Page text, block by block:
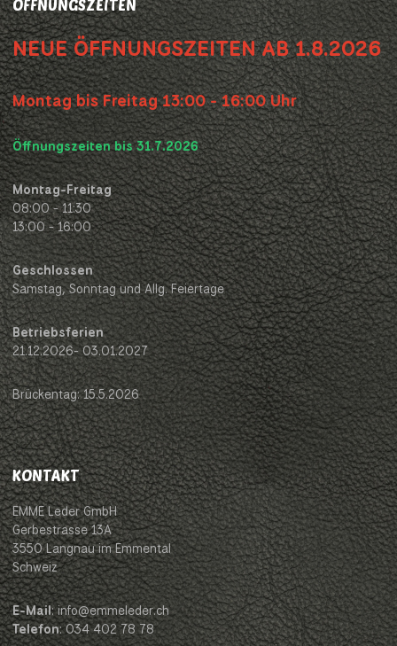
ÖFFNUNGSZEITEN
NEUE ÖFFNUNGSZEITEN AB 1.8.2026
Montag bis Freitag 13:00 - 16:00 Uhr
Öffnungszeiten bis 31.7.2026
Montag-Freitag
08:00 - 11:30
13:00 - 16:00
Geschlossen
Samstag, Sonntag und Allg. Feiertage
Betriebsferien
21.12.2026- 03.01.2027
Brückentag: 15.5.2026
KONTAKT
EMME Leder GmbH
Gerbestrasse 13A
3550 Langnau im Emmental
Schweiz
E-Mail: info@emmeleder.ch
Telefon: 034 402 78 78